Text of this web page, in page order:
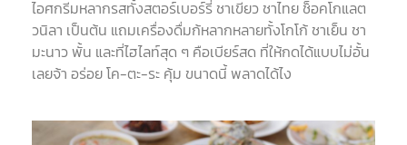
ไอศกรีมหลากรสทั้งสตอร์เบอร์รี่ ชาเขียว ชาไทย ช็อคโกแลต
วนิลา เป็นต้น แถมเครื่องดื่มก้หลากหลายทั้งโกโก้ ชาเย็น ชา
มะนาว พั้น และที่ไฮไลท์สุด ๆ คือเบียร์สด ที่ให้กดได้แบบไม่อั้น
เลยจ้า อร่อย โค-ตะ-ระ คุ้ม ขนาดนี้ พลาดได้ไง